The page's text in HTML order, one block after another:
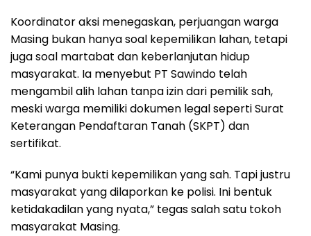
Koordinator aksi menegaskan, perjuangan warga
Masing bukan hanya soal kepemilikan lahan, tetapi
juga soal martabat dan keberlanjutan hidup
masyarakat. Ia menyebut PT Sawindo telah
mengambil alih lahan tanpa izin dari pemilik sah,
meski warga memiliki dokumen legal seperti Surat
Keterangan Pendaftaran Tanah (SKPT) dan
sertifikat.
“Kami punya bukti kepemilikan yang sah. Tapi justru
masyarakat yang dilaporkan ke polisi. Ini bentuk
ketidakadilan yang nyata,” tegas salah satu tokoh
masyarakat Masing.